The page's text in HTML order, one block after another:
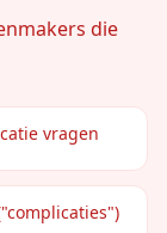
die
vragen